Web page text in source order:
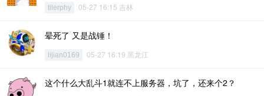
tilerphy 05-27 16:15 吉林
晕死了 又是战锤！
lijian0169 05-27 16:19 黑龙江
这个什么大乱斗1就连不上服务器，坑了，还来个2？